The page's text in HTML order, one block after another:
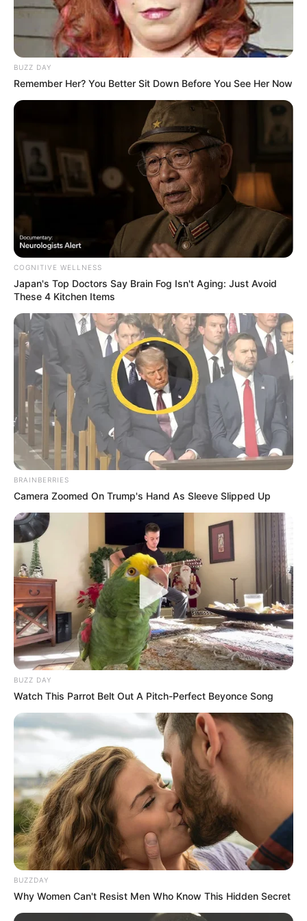
POWERBALL N° CHANCE
Les partants en lice pour la victoire au
Tiercé Quinté du jour
1 GARRY THORIS
2 GAGNANT DE BRIKVIL
3 REVEN DEJAVU
4 FIFTY
5 EUNIS DU PATURAL
6 GOLD PEJI
7 FRANCO FLEURI
8 GAMINE DE RIBEAU
9 MISTER DONALD
10 FIRST LADY BLEUE
11 GIBALDI DE HOUELLE
12 GIANA DE MARZY
13 STARO MOJITO
14 GO TO AMERICA
15 GRAZIELA D’EL
16 FLAMBEUR DU DIGEON
Arrivée et résultats du Quinté PMU le
PRIX DE NOZAY
9 – 14 – 5 – 3 – 7
Meilleur pronostic Quinté du Jour
Ouest-France : 3 – 16 – 7 – 14 – 12 – 6 – 15 – 9
BUZZ DAY
Remember Her? You Better Sit Down Before You See Her Now
COGNITIVE WELLNESS
Japan's Top Doctors Say Bra​in Fo​g Isn't Aging: Just Avoid
These 4 Kitchen Items
BRAINBERRIES
Camera Zoomed On Trump's Hand As Sleeve Slipped Up
BUZZ DAY
Watch This Parrot Belt Out A Pitch-Perfect Beyonce Song
BUZZDAY
Why Women Can't Resist Men Who Know This Hidden Secret